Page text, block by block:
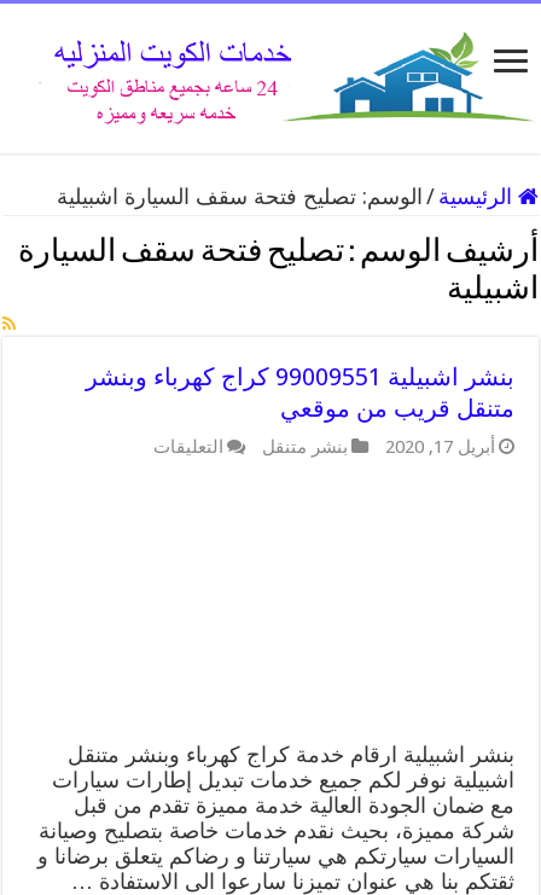
الرئيسية / الوسم:تصليح فتحة سقف السيارة اشبيلية
أرشيف الوسم :تصليح فتحة سقف السيارة
اشبيلية
بنشر اشبيلية 99009551 كراج كهرباء وبنشر
متنقل قريب من موقعي
أبريل 17, 2020 بنشر متنقل التعليقات
بنشر اشبيلية ارقام خدمة كراج كهرباء وبنشر متنقل
اشبيلية نوفر لكم جميع خدمات تبديل إطارات سيارات
مع ضمان الجودة العالية خدمة مميزة تقدم من قبل
شركة مميزة، بحيث نقدم خدمات خاصة بتصليح وصيانة
السيارات سيارتكم هي سيارتنا و رضاكم يتعلق برضانا و
ثقتكم بنا هي عنوان تميزنا سارعوا الى الاستفادة …